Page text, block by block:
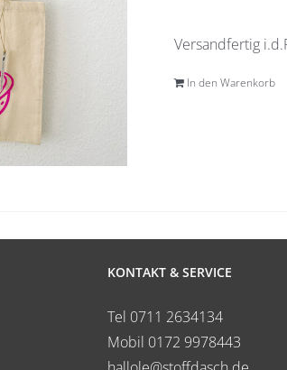
Versandfertig
In den Warenkorb
KONTAKT & SERVICE
Tel 0711 2634134
Mobil 0172 9978443